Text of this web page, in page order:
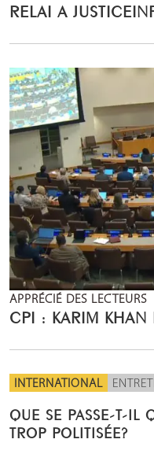
RELAI A
APPRÉCIÉ DES LECTEURS
CPI : KARIM KHAN
INTERNATIONAL
QUE SE PASSE-T-IL
TROP POLITISÉE?